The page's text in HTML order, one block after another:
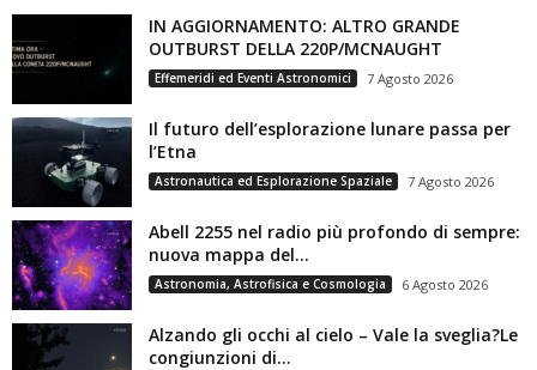
IN AGGIORNAMENTO: ALTRO GRANDE
OUTBURST DELLA 220P/MCNAUGHT
Effemeridi ed Eventi Astronomici 7 Agosto 2026
Il futuro dell’esplorazione lunare passa per
l’Etna
Astronautica ed Esplorazione Spaziale 7 Agosto 2026
Abell 2255 nel radio più profondo di sempre:
nuova mappa del...
Astronomia, Astrofisica e Cosmologia 6 Agosto 2026
Alzando gli occhi al cielo – Vale la sveglia?Le
congiunzioni di...